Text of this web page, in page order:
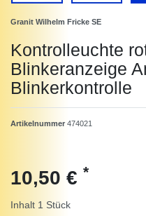
Granit Wilhelm Fricke SE
Kontrolleuchte
Blinkeranzeige
Blinkerkontrolle
Artikelnummer 474021
10,50 € *
Inhalt 1 Stück